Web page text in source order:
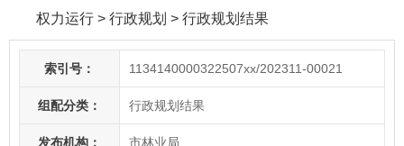
权力运行 > 行政规划 > 行政规划结果
索引号： 1134140000322507xx/202311-00021
组配分类： 行政规划结果
发布机构： 市林业局